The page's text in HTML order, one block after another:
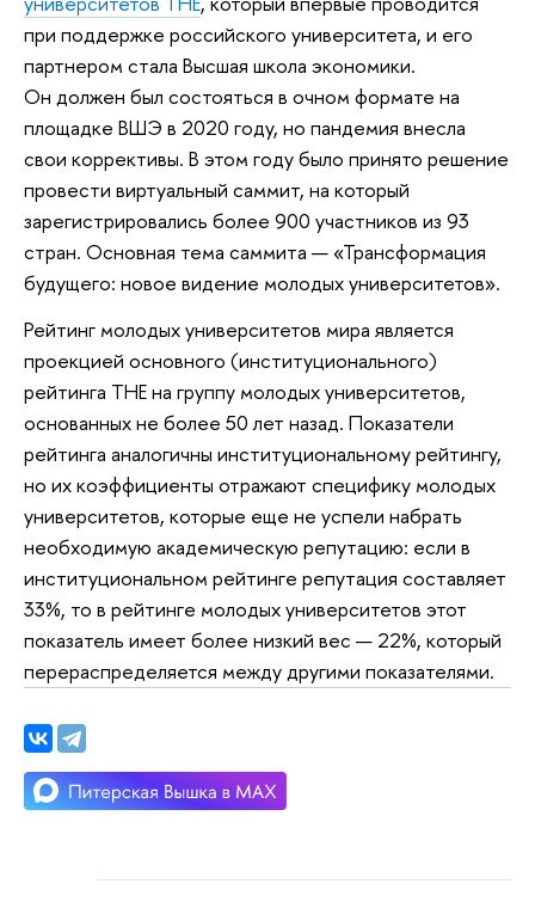
при поддержке российского университета, и его
партнером стала Высшая школа экономики.
Он должен был состояться в очном формате на
площадке ВШЭ в 2020 году, но пандемия внесла
свои коррективы. В этом году было принято решение
провести виртуальный саммит, на который
зарегистрировались более 900 участников из 93
стран. Основная тема саммита — «Трансформация
будущего: новое видение молодых университетов».
Рейтинг молодых университетов мира является
проекцией основного (институционального)
рейтинга THE на группу молодых университетов,
основанных не более 50 лет назад. Показатели
рейтинга аналогичны институциональному рейтингу,
но их коэффициенты отражают специфику молодых
университетов, которые еще не успели набрать
необходимую академическую репутацию: если в
институциональном рейтинге репутация составляет
33%, то в рейтинге молодых университетов этот
показатель имеет более низкий вес — 22%, который
перераспределяется между другими показателями.